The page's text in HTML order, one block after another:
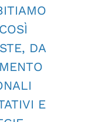
DA
E